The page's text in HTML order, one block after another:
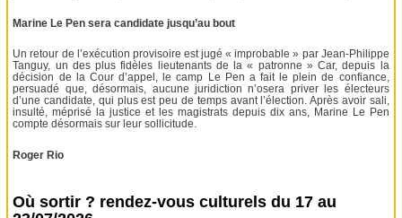
Marine Le Pen sera candidate jusqu’au bout
Un retour de l’exécution provisoire est jugé « improbable » par Jean-Philippe
Tanguy, un des plus fidèles lieutenants de la « patronne » Car, depuis la
décision de la Cour d’appel, le camp Le Pen a fait le plein de confiance,
persuadé que, désormais, aucune juridiction n’osera priver les électeurs
d’une candidate, qui plus est peu de temps avant l’élection. Après avoir sali,
insulté, méprisé la justice et les magistrats depuis dix ans, Marine Le Pen
compte désormais sur leur sollicitude.
Roger Rio
Où sortir ? rendez-vous culturels du 17 au